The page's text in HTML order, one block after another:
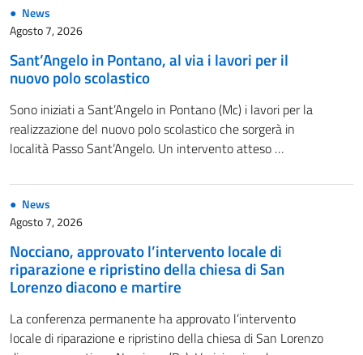
News
Agosto 7, 2026
Sant’Angelo in Pontano, al via i lavori per il
nuovo polo scolastico
Sono iniziati a Sant’Angelo in Pontano (Mc) i lavori per la
realizzazione del nuovo polo scolastico che sorgerà in
località Passo Sant’Angelo. Un intervento atteso …
News
Agosto 7, 2026
Nocciano, approvato l’intervento locale di
riparazione e ripristino della chiesa di San
Lorenzo diacono e martire
La conferenza permanente ha approvato l’intervento
locale di riparazione e ripristino della chiesa di San Lorenzo